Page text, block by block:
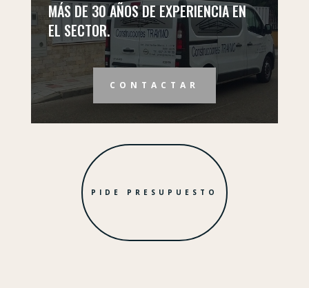
MÁS DE 30 AÑOS DE EXPERIENCIA EN
EL SECTOR.
CONTACTAR
PIDE PRESUPUESTO